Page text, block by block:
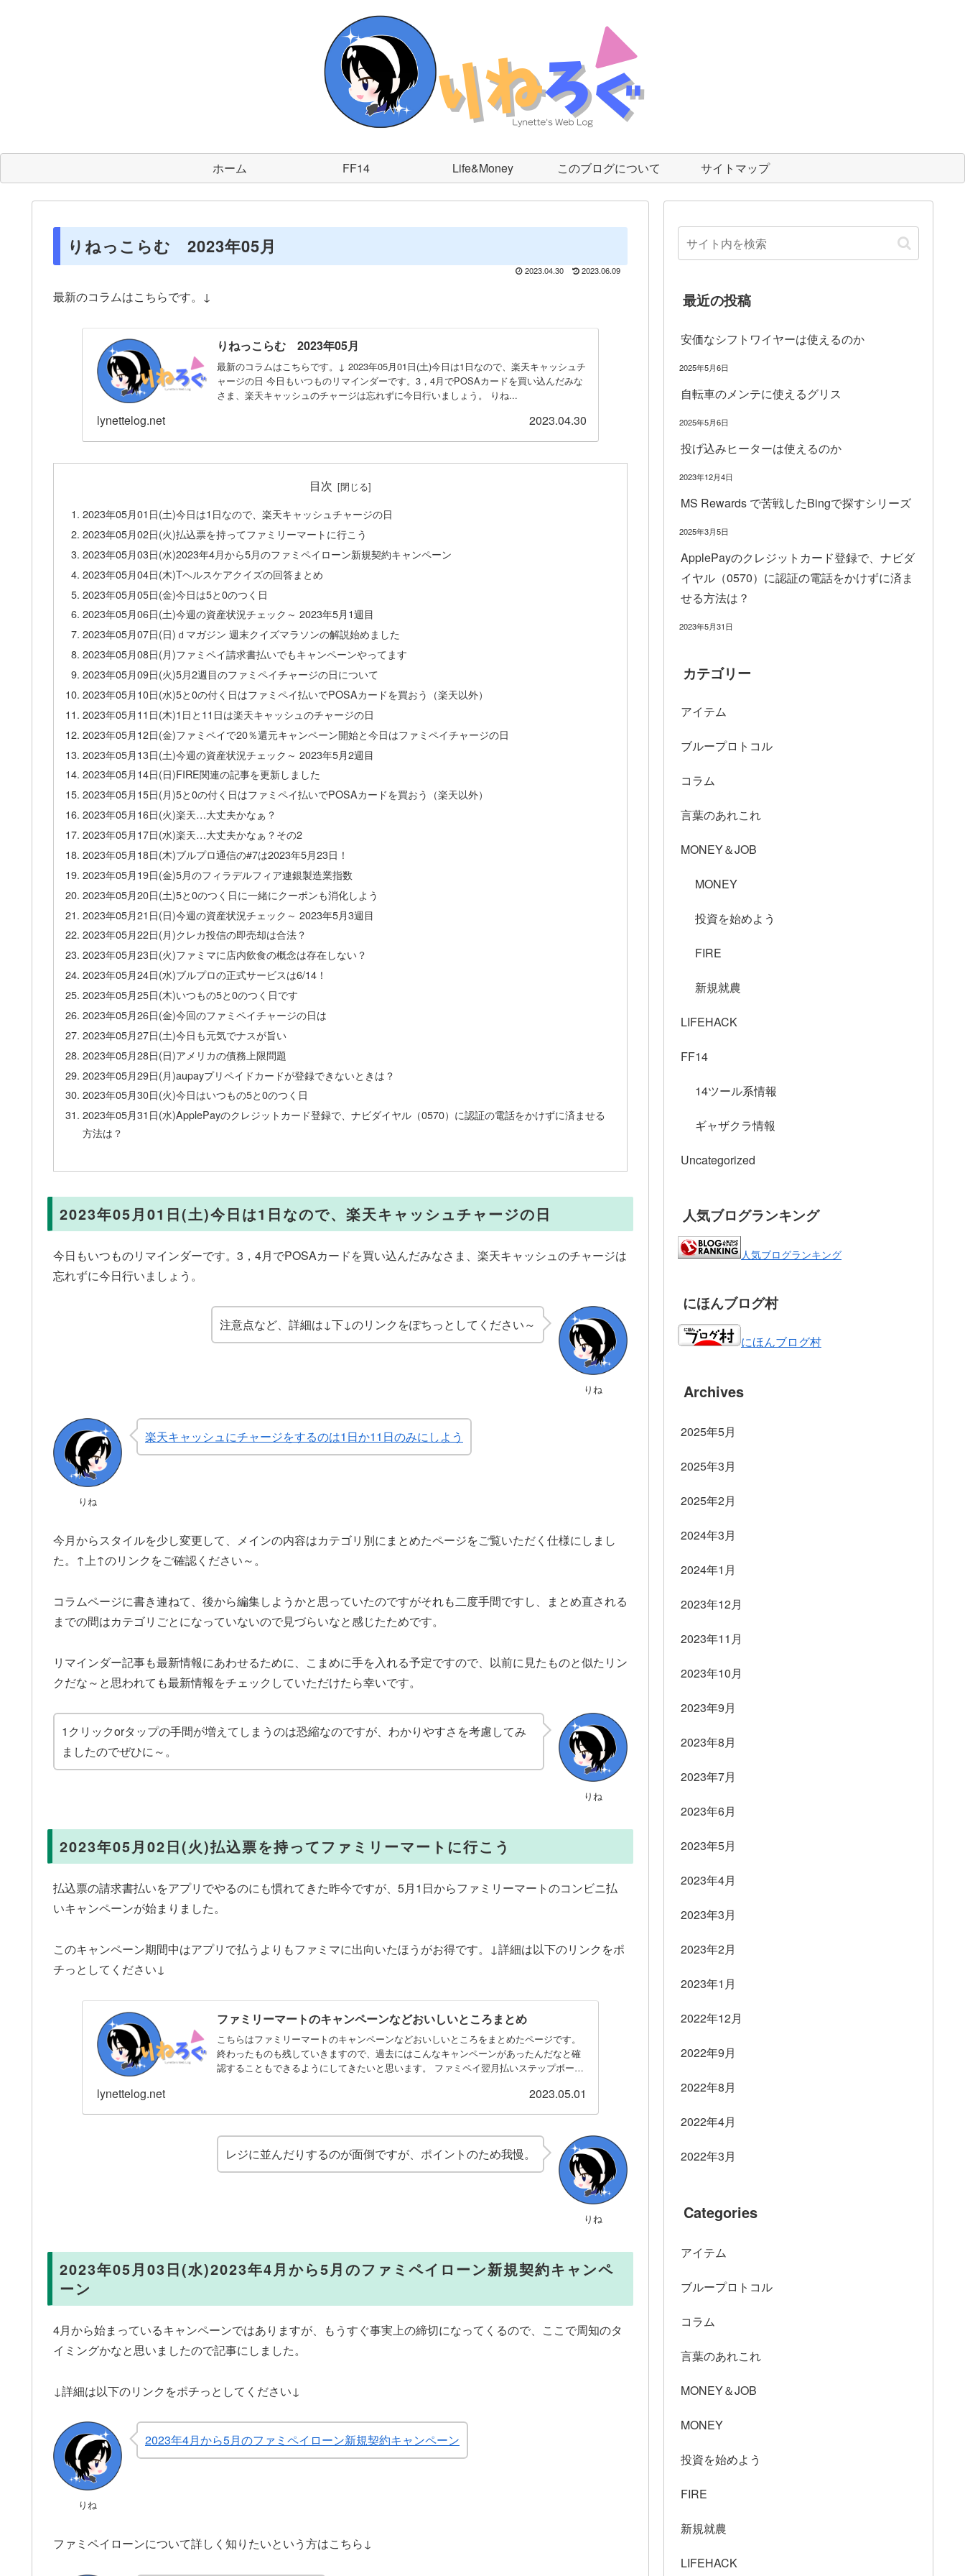
ホーム FF14 Life&Money このブログについて サイトマップ
りねっこらむ 2023年05月
2023.04.30 2023.06.09
最新のコラムはこちらです。↓
りねっこらむ 2023年05月
最新のコラムはこちらです。↓ 2023年05月01日(土)今日は1日なので、楽天キャッシュチ
ャージの日 今日もいつものリマインダーです。3，4月でPOSAカードを買い込んだみな
さま、楽天キャッシュのチャージは忘れずに今日行いましょう。 りね...
lynettelog.net 2023.04.30
目次
2023年05月01日(土)今日は1日なので、楽天キャッシュチャージの日
2023年05月02日(火)払込票を持ってファミリーマートに行こう
2023年05月03日(水)2023年4月から5月のファミペイローン新規契約キャンペーン
2023年05月04日(木)Tヘルスケアクイズの回答まとめ
2023年05月05日(金)今日は5と0のつく日
2023年05月06日(土)今週の資産状況チェック～ 2023年5月1週目
2023年05月07日(日)ｄマガジン 週末クイズマラソンの解説始めました
2023年05月08日(月)ファミペイ請求書払いでもキャンペーンやってます
2023年05月09日(火)5月2週目のファミペイチャージの日について
2023年05月10日(水)5と0の付く日はファミペイ払いでPOSAカードを買おう（楽天以外）
2023年05月11日(木)1日と11日は楽天キャッシュのチャージの日
2023年05月12日(金)ファミペイで20％還元キャンペーン開始と今日はファミペイチャージの日
2023年05月13日(土)今週の資産状況チェック～ 2023年5月2週目
2023年05月14日(日)FIRE関連の記事を更新しました
2023年05月15日(月)5と0の付く日はファミペイ払いでPOSAカードを買おう（楽天以外）
2023年05月16日(火)楽天…大丈夫かなぁ？
2023年05月17日(水)楽天…大丈夫かなぁ？その2
2023年05月18日(木)ブルプロ通信の#7は2023年5月23日！
2023年05月19日(金)5月のフィラデルフィア連銀製造業指数
2023年05月20日(土)5と0のつく日に一緒にクーポンも消化しよう
2023年05月21日(日)今週の資産状況チェック～ 2023年5月3週目
2023年05月22日(月)クレカ投信の即売却は合法？
2023年05月23日(火)ファミマに店内飲食の概念は存在しない？
2023年05月24日(水)ブルプロの正式サービスは6/14！
2023年05月25日(木)いつもの5と0のつく日です
2023年05月26日(金)今回のファミペイチャージの日は
2023年05月27日(土)今日も元気でナスが旨い
2023年05月28日(日)アメリカの債務上限問題
2023年05月29日(月)aupayプリペイドカードが登録できないときは？
2023年05月30日(火)今日はいつもの5と0のつく日
2023年05月31日(水)ApplePayのクレジットカード登録で、ナビダイヤル（0570）に認証の電話をかけずに済ませる
方法は？
2023年05月01日(土)今日は1日なので、楽天キャッシュチャージの日
今日もいつものリマインダーです。3，4月でPOSAカードを買い込んだみなさま、楽天キャッシュのチャージは
忘れずに今日行いましょう。
りね
注意点など、詳細は↓下↓のリンクをぽちっとしてください～
りね
楽天キャッシュにチャージをするのは1日か11日のみにしよう
今月からスタイルを少し変更して、メインの内容はカテゴリ別にまとめたページをご覧いただく仕様にしまし
た。↑上↑のリンクをご確認ください～。
コラムページに書き連ねて、後から編集しようかと思っていたのですがそれも二度手間ですし、まとめ直される
までの間はカテゴリごとになっていないので見づらいなと感じたためです。
リマインダー記事も最新情報にあわせるために、こまめに手を入れる予定ですので、以前に見たものと似たリン
クだな～と思われても最新情報をチェックしていただけたら幸いです。
りね
1クリックorタップの手間が増えてしまうのは恐縮なのですが、わかりやすさを考慮してみ
ましたのでぜひに～。
2023年05月02日(火)払込票を持ってファミリーマートに行こう
払込票の請求書払いをアプリでやるのにも慣れてきた昨今ですが、5月1日からファミリーマートのコンビニ払
いキャンペーンが始まりました。
このキャンペーン期間中はアプリで払うよりもファミマに出向いたほうがお得です。↓詳細は以下のリンクをポ
チっとしてください↓
ファミリーマートのキャンペーンなどおいしいところまとめ
こちらはファミリーマートのキャンペーンなどおいしいところをまとめたページです。
終わったものも残していきますので、過去にはこんなキャンペーンがあったんだなと確
認することもできるようにしてきたいと思います。 ファミペイ翌月払いステップボーナ
lynettelog.net 2023.05.01
りね
レジに並んだりするのが面倒ですが、ポイントのため我慢。
2023年05月03日(水)2023年4月から5月のファミペイローン新規契約キャンペ
ーン
4月から始まっているキャンペーンではありますが、もうすぐ事実上の締切になってくるので、ここで周知のタ
イミングかなと思いましたので記事にしました。
↓詳細は以下のリンクをポチっとしてください↓
りね
2023年4月から5月のファミペイローン新規契約キャンペーン
ファミペイローンについて詳しく知りたいという方はこちら↓
最近の投稿
安価なシフトワイヤーは使えるのか
2025年5月6日
自転車のメンテに使えるグリス
2025年5月6日
投げ込みヒーターは使えるのか
2023年12月4日
MS Rewards で苦戦したBingで探すシリーズ
2025年3月5日
ApplePayのクレジットカード登録で、ナビダ
イヤル（0570）に認証の電話をかけずに済ま
せる方法は？
2023年5月31日
カテゴリー
アイテム
ブループロトコル
コラム
言葉のあれこれ
MONEY＆JOB
MONEY
投資を始めよう
FIRE
新規就農
LIFEHACK
FF14
14ツール系情報
ギャザクラ情報
Uncategorized
人気ブログランキング
人気ブログランキング
にほんブログ村
にほんブログ村
Archives
2025年5月
2025年3月
2025年2月
2024年3月
2024年1月
2023年12月
2023年11月
2023年10月
2023年9月
2023年8月
2023年7月
2023年6月
2023年5月
2023年4月
2023年3月
2023年2月
2023年1月
2022年12月
2022年9月
2022年8月
2022年4月
2022年3月
Categories
アイテム
ブループロトコル
コラム
言葉のあれこれ
MONEY＆JOB
MONEY
投資を始めよう
FIRE
新規就農
LIFEHACK